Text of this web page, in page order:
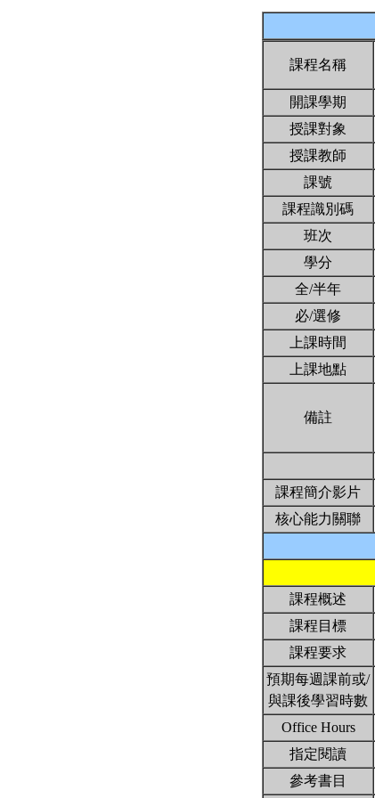
課程名稱
開課學期
授課對象
授課教師
課號
課程識別碼
班次
學分
全/半年
必/選修
上課時間
上課地點
備註
課程簡介影片
核心能力關聯
課程概述
課程目標
課程要求
預期每週課前或/
與課後學習時數
Office Hours
指定閱讀
參考書目